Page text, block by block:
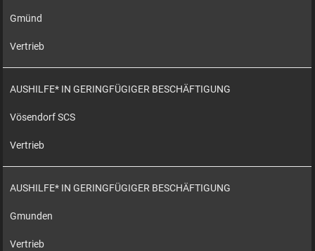
Gmünd
Vertrieb
AUSHILFE* IN GERINGFÜGIGER BESCHÄFTIGUNG
Vösendorf SCS
Vertrieb
AUSHILFE* IN GERINGFÜGIGER BESCHÄFTIGUNG
Gmunden
Vertrieb